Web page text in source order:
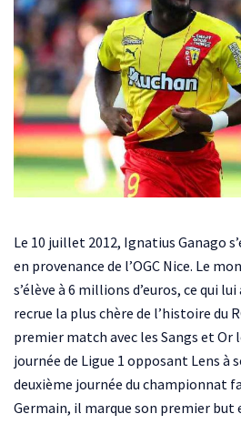
Le 10 juillet 2012, Ignatius Ganago
en provenance de l’OGC Nice. Le
s’élève à 6 millions d’euros, ce qui
recrue la plus chère de l’histoire du
premier match avec les Sangs et Or
journée de Ligue 1 opposant Lens à
deuxième journée du championnat
Germain, il marque son premier but